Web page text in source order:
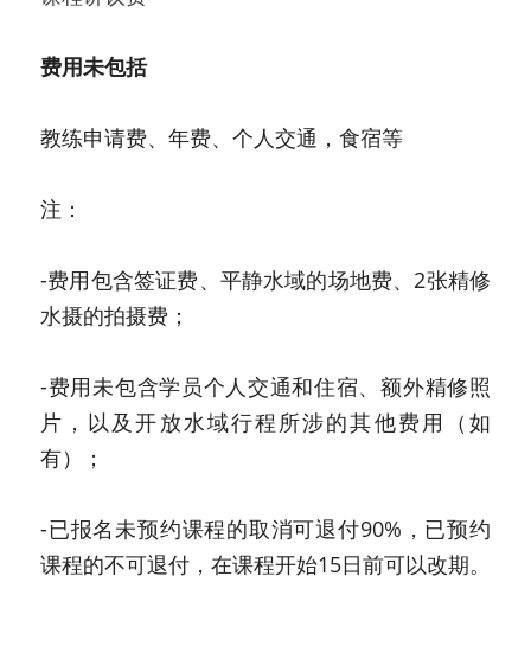
费用未包括
教练申请费、年费、个人交通，食宿等
注：
-费用包含签证费、平静水域的场地费、2张精修
水摄的拍摄费；
-费用未包含学员个人交通和住宿、额外精修照
片，以及开放水域行程所涉的其他费用（如
有）；
-已报名未预约课程的取消可退付90%，已预约
课程的不可退付，在课程开始15日前可以改期。